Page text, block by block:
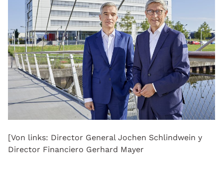
[Von links: Director General Jochen Schlindwein y
Director Financiero Gerhard Mayer